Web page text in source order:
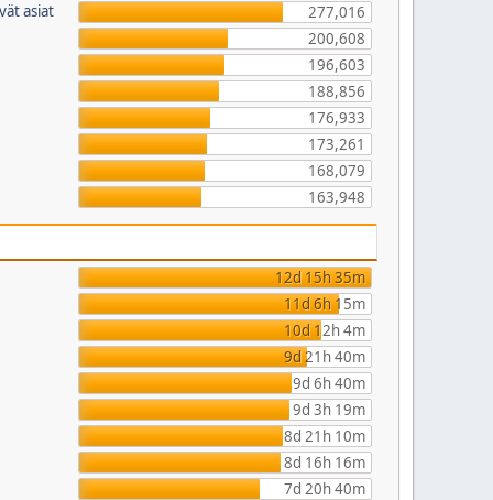
asiat
277,016
200,608
196,603
188,856
176,933
173,261
168,079
163,948
12d 15h 35m
11d 6h 15m
10d 12h 4m
9d 21h 40m
9d 6h 40m
9d 3h 19m
8d 21h 10m
8d 16h 16m
7d 20h 40m